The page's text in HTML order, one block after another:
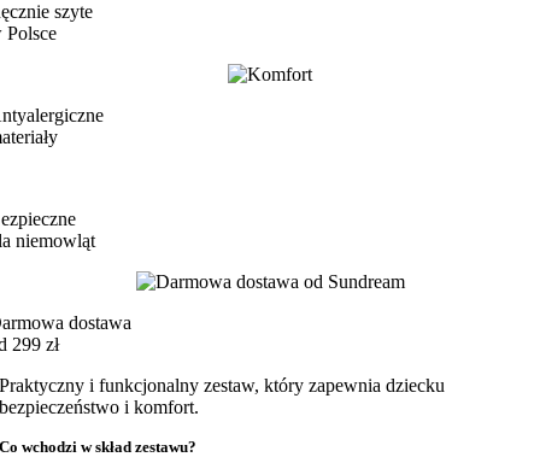
szyte
Polsce
niemowląt
dostawa
299 zł
Praktyczny i funkcjonalny zestaw, który zapewnia dziecku
bezpieczeństwo i komfort.
Co wchodzi w skład zestawu?